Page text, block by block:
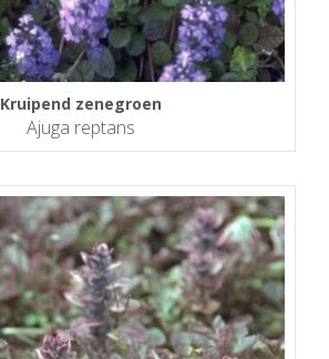
Kruipend zenegroen
Ajuga reptans